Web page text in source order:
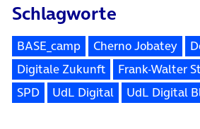
Schlagworte
BASE_camp Cherno Jobatey
Digitale Zukunft
Frank-Walter
SPD
UdL Digital UdL Digital